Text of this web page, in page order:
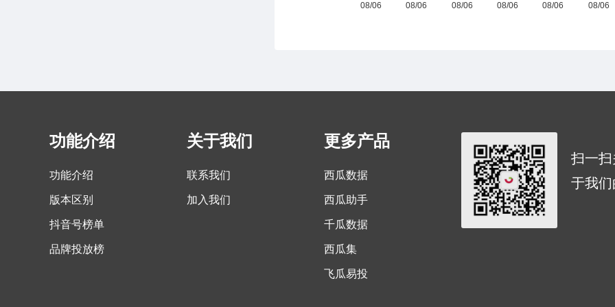
功能介绍
功能介绍
版本区别
抖音号榜单
品牌投放榜
关于我们
联系我们
加入我们
更多产品
西瓜数据
西瓜助手
千瓜数据
西瓜集
飞瓜易投
扫一
于我